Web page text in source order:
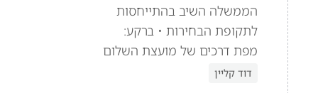
הממשלה השיב בהתייחסות
לתקופת הבחירות • ברקע:
מפת דרכים של מועצת השלום
דוד קליין